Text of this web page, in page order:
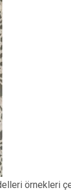
örnekleri